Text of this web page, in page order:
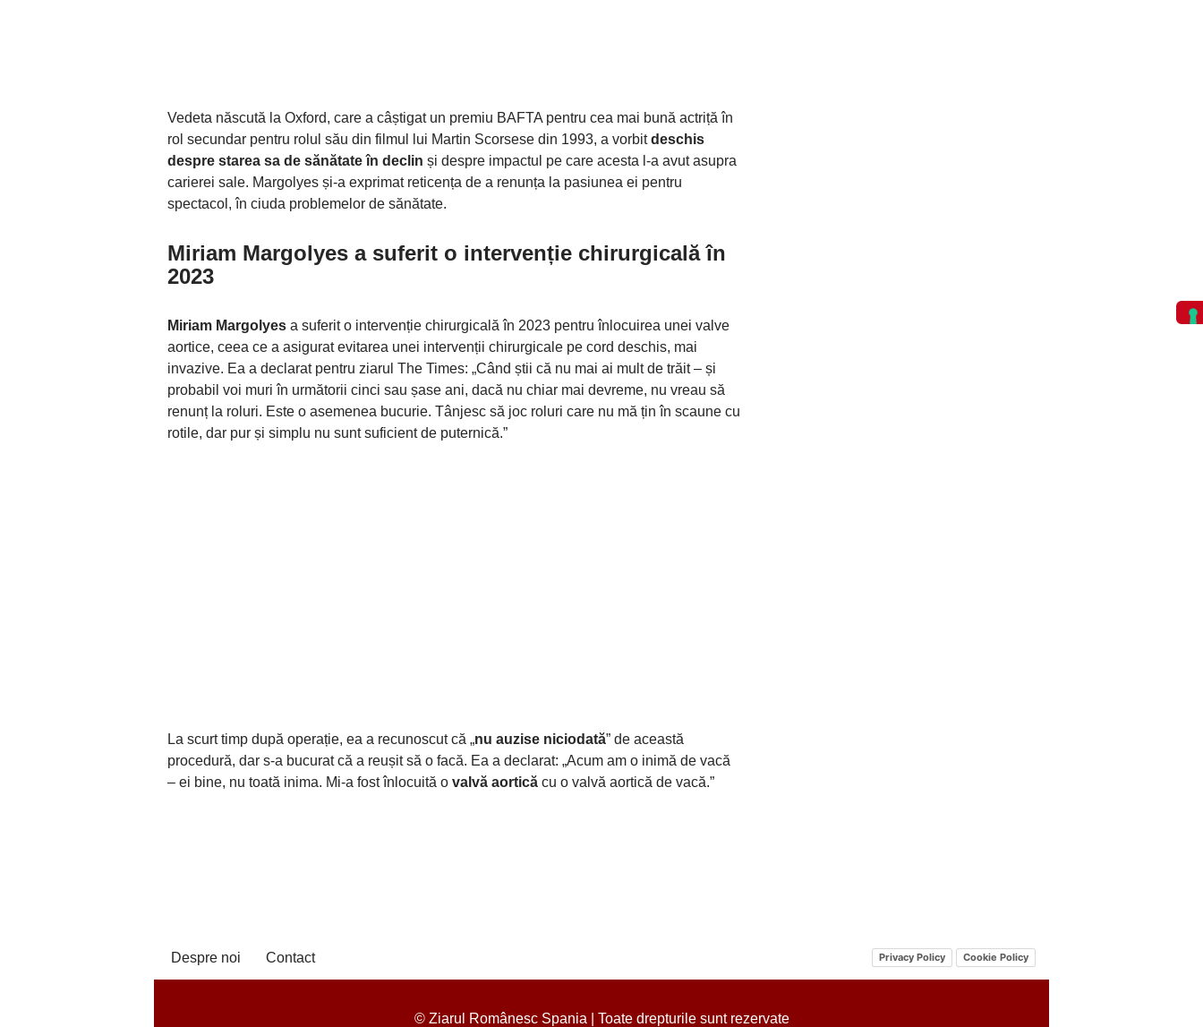
Vedeta născută la Oxford, care a câștigat un premiu BAFTA pentru cea mai bună actriță în
rol secundar pentru rolul său din filmul lui Martin Scorsese din 1993, a vorbitdeschis
despre starea sa de sănătate în declin și despre impactul pe care acesta l-a avut asupra
carierei sale. Margolyes și-a exprimat reticența de a renunța la pasiunea ei pentru
spectacol, în ciuda problemelor de sănătate.
Miriam Margolyes a suferit o intervenție chirurgicală în
2023
Miriam Margolyes a suferit o intervenție chirurgicală în 2023 pentru înlocuirea unei valve
aortice, ceea ce a asigurat evitarea unei intervenții chirurgicale pe cord deschis, mai
invazive. Ea a declarat pentru ziarul The Times: „Când știi că nu mai ai mult de trăit – și
probabil voi muri în următorii cinci sau șase ani, dacă nu chiar mai devreme, nu vreau să
renunț la roluri. Este o asemenea bucurie. Tânjesc să joc roluri care nu mă țin în scaune cu
rotile, dar pur și simplu nu sunt suficient de puternică.”
La scurt timp după operație, ea a recunoscut că „nu auzise niciodată” de această
procedură, dar s-a bucurat că a reușit să o facă. Ea a declarat: „Acum am o inimă de vacă
– ei bine, nu toată inima. Mi-a fost înlocuită o valvă aortică cu o valvă aortică de vacă.”
Despre noi Contact Privacy Policy Cookie Policy
© Ziarul Românesc Spania | Toate drepturile sunt rezervate